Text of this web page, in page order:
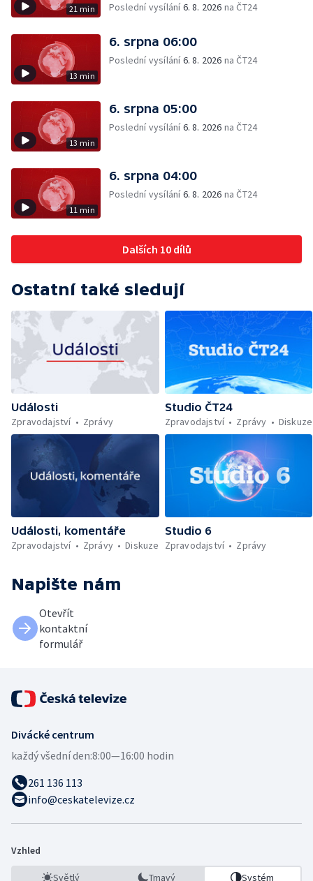
21 min
Poslední vysílání6. 8. 2026 na ČT24
13 min
6. srpna 06:00
Poslední vysílání6. 8. 2026 na ČT24
13 min
6. srpna 05:00
Poslední vysílání6. 8. 2026 na ČT24
11 min
6. srpna 04:00
Poslední vysílání6. 8. 2026 na ČT24
Dalších 10 dílů
Ostatní také sledují
Události
Zpravodajství
Zprávy
Studio ČT24
Zpravodajství
Zprávy Diskuze
Události, komentáře
Zpravodajství
Zprávy Diskuze
Studio 6
Zpravodajství
Zprávy
Napište nám
Otevřít
kontaktní
formulář
Divácké centrum
každý všední den:8:00—16:00 hodin
261 136 113
info@ceskatelevize.cz
Vzhled
Světlý Tmavý Systém